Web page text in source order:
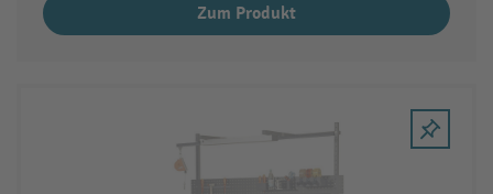
Zum Produkt